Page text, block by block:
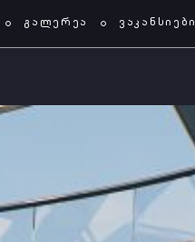
გალერეა ვაკანსიები